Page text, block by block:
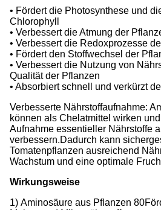
• Fördert die Photosynthese und
Chlorophyll
• Verbessert die Atmung der
• Verbessert die Redoxprozesse
• Fördert den Stoffwechsel der
• Verbessert die Nutzung von
Qualität der Pflanzen
• Absorbiert schnell und verkürzt
Verbesserte Nährstoffaufnahme:
können als Chelatmittel wirken
Aufnahme essentieller Nährstoffe
verbessern.Dadurch kann
Tomatenpflanzen ausreichend
Wachstum und eine optimale
Wirkungsweise
1) Aminosäure aus Pflanzen 80